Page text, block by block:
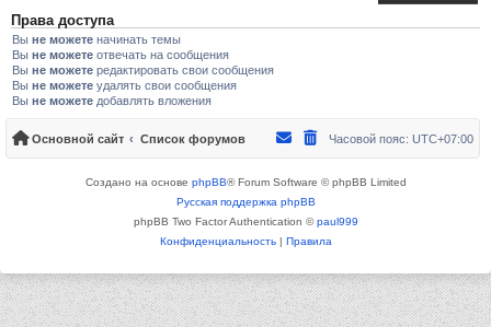
Права доступа
Вы не можете начинать темы
Вы не можете отвечать на сообщения
Вы не можете редактировать свои сообщения
Вы не можете удалять свои сообщения
Вы не можете добавлять вложения
Основной сайт Список форумов Часовой пояс: UTC+07:00
Создано на основе phpBB® Forum Software © phpBB Limited
Русская поддержка phpBB
phpBB Two Factor Authentication ©paul999
Конфиденциальность| Правила